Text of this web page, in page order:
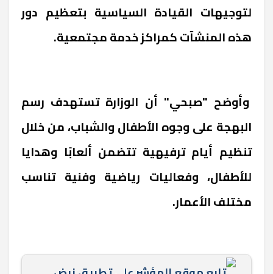
لتوجيهات القيادة السياسية بتعظيم دور
هذه المنشآت كمراكز خدمة مجتمعية.
وأوضح "صبحي" أن الوزارة تستهدف رسم
البهجة على وجوه الأطفال والشباب، من خلال
تنظيم أيام ترفيهية تتضمن ألعابًا وهدايا
للأطفال، وفعاليات رياضية وفنية تناسب
مختلف الأعمار.